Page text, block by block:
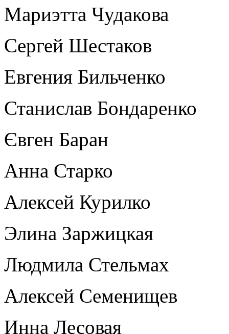
Мариэтта Чудакова
Сергей Шестаков
Евгения Бильченко
Станислав Бондаренко
Євген Баран
Анна Старко
Алексей Курилко
Элина Заржицкая
Людмила Стельмах
Алексей Семенищев
Инна Лесовая